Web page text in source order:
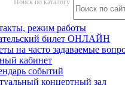
Поиск по каталогу
режим работы
билет ОНЛАЙН
на часто задаваемые
кабинет
событий
концертный зал